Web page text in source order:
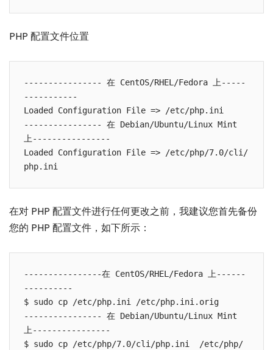
PHP 配置文件位置
---------------- 在 CentOS/RHEL/Fedora 上-----
-----------
Loaded Configuration File => /etc/php.ini
---------------- 在 Debian/Ubuntu/Linux Mint
上----------------
Loaded Configuration File => /etc/php/7.0/cli/
在对 PHP 配置文件进行任何更改之前，我建议您首先备份
您的 PHP 配置文件，如下所示：
----------------在 CentOS/RHEL/Fedora 上------
----------
$ sudo cp /etc/php.ini /etc/php.ini.orig
---------------- 在 Debian/Ubuntu/Linux Mint
上----------------
$ sudo cp /etc/php/7.0/cli/php.ini  /etc/php/